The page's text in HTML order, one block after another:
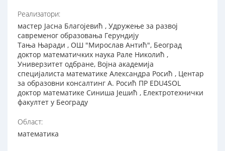
Реализатори:
мастер Јасна Благојевић , Удружење за развој
савременог образовања Герундију
Тања Њаради , ОШ "Мирослав Антић", Београд
доктор математичких наука Рале Николић ,
Универзитет одбране, Војна академија
специјалиста математике Александра Росић , Центар
за образовни консалтинг А. Росић ПР EDU4SOL
доктор математике Синиша Јешић , Електротехнички
факултет у Београду
Област:
математика